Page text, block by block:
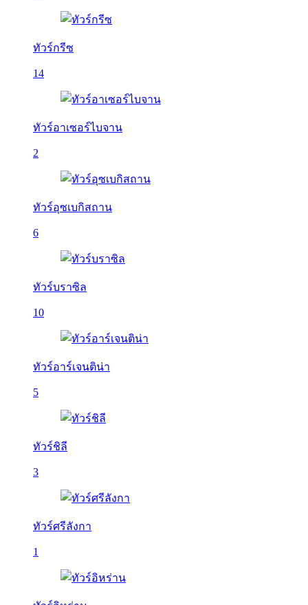
ทัวร์กรีซ
14
ทัวร์อาเซอร์ไบจาน
2
ทัวร์อุซเบกิสถาน
6
ทัวร์บราซิล
10
ทัวร์อาร์เจนติน่า
5
ทัวร์ชิลี
3
ทัวร์ศรีลังกา
1